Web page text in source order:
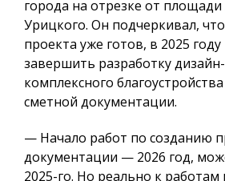
города на отрезке от
Урицкого. Он подчеркивал,
проекта уже готов, в 2025 году
завершить разработку
комплексного
сметной документации.
— Начало работ по созданию
документации — 2026 год,
2025-го. Но реально к